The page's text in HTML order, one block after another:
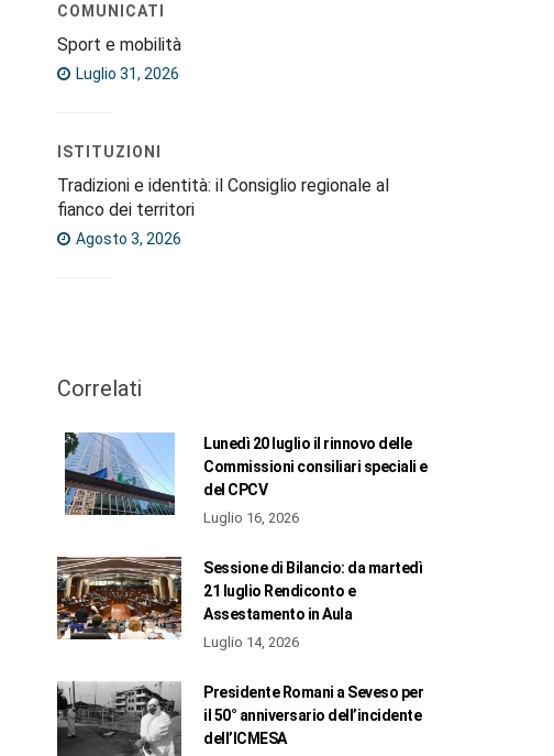
COMUNICATI
Sport e mobilità
Luglio 31, 2026
ISTITUZIONI
Tradizioni e identità: il Consiglio regionale al
fianco dei territori
Agosto 3, 2026
Correlati
Lunedì 20 luglio il rinnovo delle
Commissioni consiliari speciali e
del CPCV
Luglio 16, 2026
Sessione di Bilancio: da martedì
21 luglio Rendiconto e
Assestamento in Aula
Luglio 14, 2026
Presidente Romani a Seveso per
il 50° anniversario dell’incidente
dell’ICMESA